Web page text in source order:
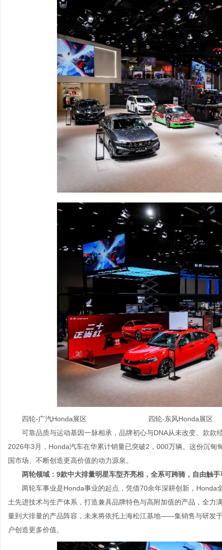
四轮-广汽Honda展区 四轮-东风Honda展区
可靠品质与运动基因一脉相承，品牌初心与DNA从未改变。款
2026年3月，Honda汽车在华累计销量已突破2，000万辆。这份沉
国市场、不断创造更高价值的动力源泉。
两轮领域：9款中大排量明星车型齐亮相，全系可跨骑，自由触手
两轮车事业是Honda事业的起点，凭借70余年深耕创新，
土先进技术与生产体系，打造兼具品牌特色与高附加值的产品，全
量到大排量的产品阵容，未来将依托上海松江基地——集销售与研发
户创造更多价值。